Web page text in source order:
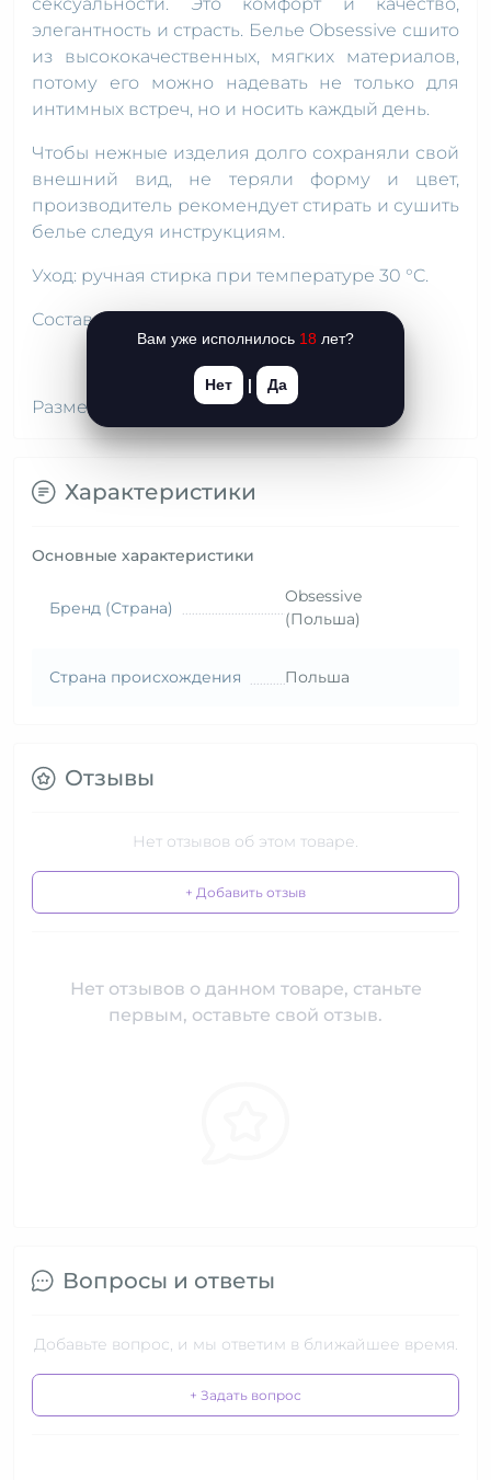
элегантность и страсть. Белье Obsessive сшито
из высококачественных, мягких материалов,
потому его можно надевать не только для
интимных встреч, но и носить каждый день.
Чтобы нежные изделия долго сохраняли свой
внешний вид, не теряли форму и цвет,
производитель рекомендует стирать и сушить
белье следуя инструкциям.
Уход: ручная стирка при температуре 30 °C.
Состав: 90 % полиамид, 10 % эластан.
Размер M/L: обхват под грудью 68–84 см.
Характеристики
Основные характеристики
Бренд (Страна)
Obsessive
(Польша)
Страна происхождения Польша
Отзывы
Нет отзывов об этом товаре.
+ Добавить отзыв
Нет отзывов о данном товаре, станьте
первым, оставьте свой отзыв.
Вопросы и ответы
Добавьте вопрос, и мы ответим в ближайшее время.
+ Задать вопрос
Вам уже исполнилось 18 лет?
Нет | Да